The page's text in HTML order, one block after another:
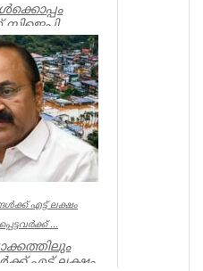
സിജെപി
എട്ട് ലക്ഷം
...
എട്ട് ലക്ഷം